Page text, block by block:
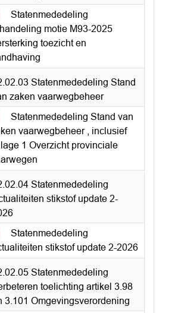
Statenmededeling
motie M93-2025
toezicht en
Statenmededeling Stand
zaken vaarwegbeheer
Statenmededeling Stand van
vaarwegbeheer , inclusief
1 Overzicht provinciale
Statenmededeling
stikstof update 2-
Statenmededeling
stikstof update 2-2026
Statenmededeling
toelichting artikel 3.98
3.101 Omgevingsverordening